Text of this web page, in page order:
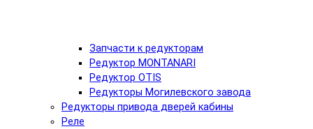
Запчасти к редукторам
Редуктор MONTANARI
Редуктор OTIS
Редукторы Могилевского завода
Редукторы привода дверей кабины
Реле